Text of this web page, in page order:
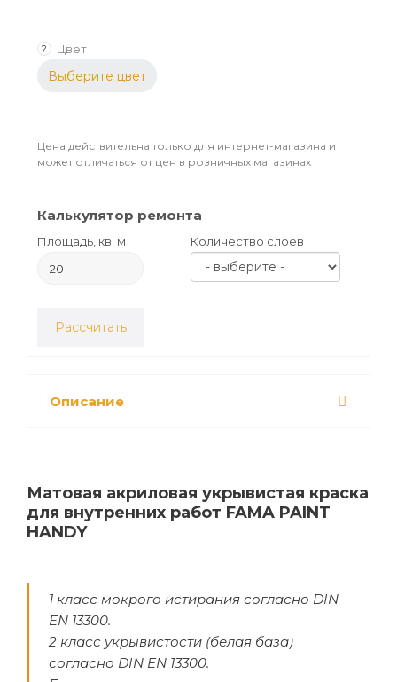
? Цвет
Выберите цвет
Цена действительна только для интернет-магазина и
может отличаться от цен в розничных магазинах
Калькулятор ремонта
Площадь, кв. м Количество слоев
Рассчитать
Описание
Матовая акриловая укрывистая краска
для внутренних работ FAMA PAINT
HANDY
1 класс мокрого истирания согласно DIN
EN 13300.
2 класс укрывистости (белая база)
согласно DIN EN 13300.